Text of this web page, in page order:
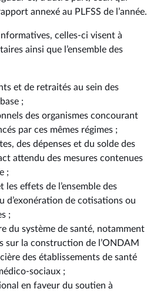
annexé au PLFSS de l’année.
celles-ci visent à
ainsi que l’ensemble des
et de retraités au sein des
;
des organismes concourant
par ces mêmes régimes ;
des dépenses et du solde des
attendu des mesures contenues
;
effets de l’ensemble des
d’exonération de cotisations ou
;
système de santé, notamment
sur la construction de l’ONDAM
des établissements de santé
sociaux ;
en faveur du soutien à